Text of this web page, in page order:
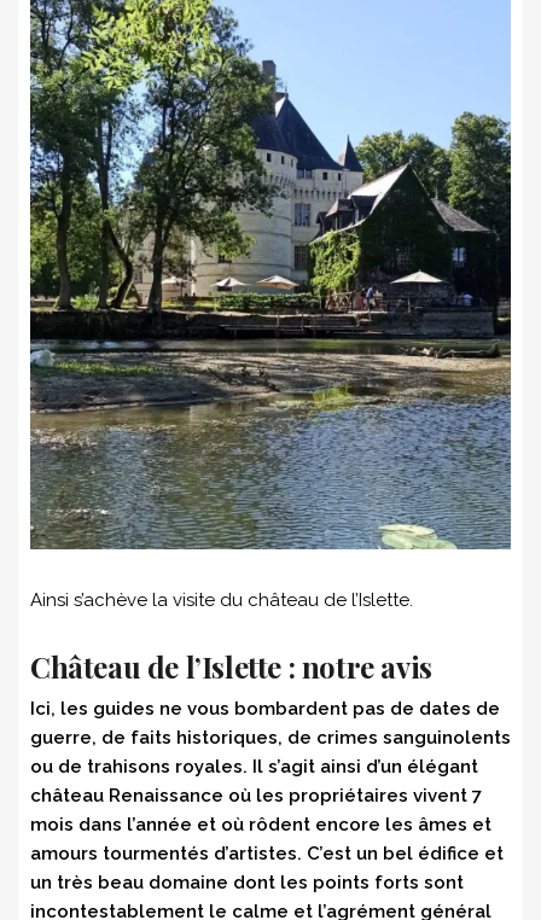
Ainsi s’achève la visite du château de l’Islette.
Château de l’Islette : notre avis
Ici, les guides ne vous bombardent pas de dates de
guerre, de faits historiques, de crimes sanguinolents
ou de trahisons royales. Il s’agit ainsi d’un élégant
château Renaissance où les propriétaires vivent 7
mois dans l’année et où rôdent encore les âmes et
amours tourmentés d’artistes. C’est un bel édifice et
un très beau domaine dont les points forts sont
incontestablement le calme et l’agrément général